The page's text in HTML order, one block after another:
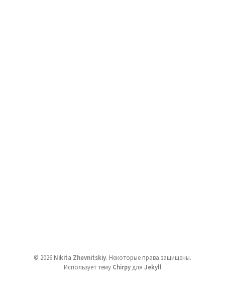
© 2026 Nikita Zhevnitskiy. Некоторые права защищены.
Использует тему Chirpyдля Jekyll